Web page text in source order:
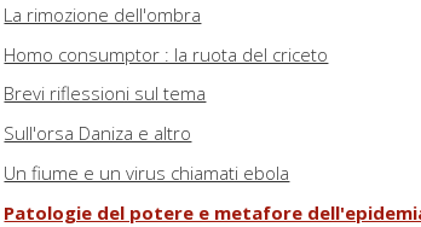
La rimozione dell'ombra
Homo consumptor : la ruota del criceto
Brevi riflessioni sul tema
Sull'orsa Daniza e altro
Un fiume e un virus chiamati ebola
Patologie del potere e metafore